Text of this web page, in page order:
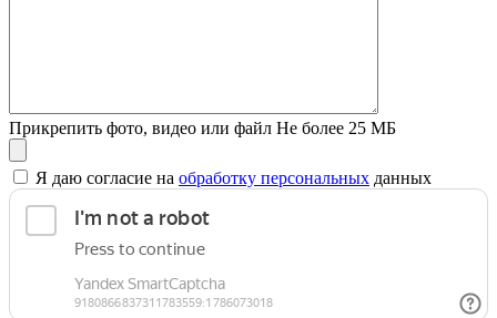
Прикрепить фото, видео или файл Не более 25 МБ
Я даю согласие на обработку персональных данных